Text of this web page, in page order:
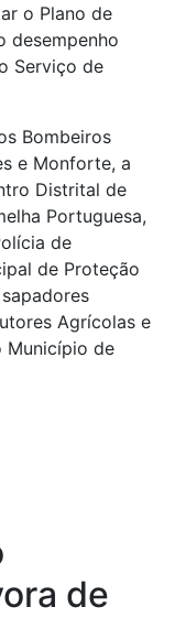
o Plano de
desempenho
Serviço de
Bombeiros
e Monforte, a
Distrital de
Portuguesa,
de
de Proteção
Agrícolas e
Município de
de